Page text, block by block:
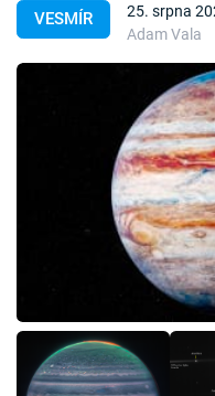
Témata
TV Program
Sledujte prima+
Přihlášení
VESMÍR
25. srpna
Adam Vala